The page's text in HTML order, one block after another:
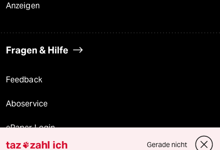
Anzeigen
Fragen & Hilfe
Feedback
Aboservice
ePaper Login
taz zahl ich Gerade nicht